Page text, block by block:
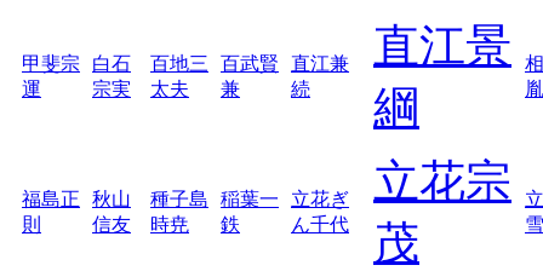
甲斐宗
運
白石
宗実
百地三
太夫
百武賢
兼
直江兼
続
直江景
綱
胤
福島正
則
秋山
信友
種子島
時尭
稲葉一
鉄
立花ぎ
ん千代
立花宗
茂
雪